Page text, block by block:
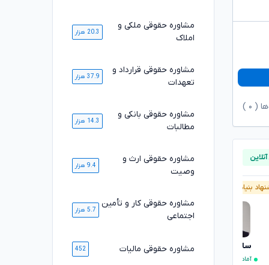
( ۰
بنیاد وکلا
سارا علیپور
آماده مشاوره فوری
محسن خیری
مشاوره حقوقی ملکی و
املاک
20.3 هزار
مشاوره حقوقی قرارداد و
تعهدات
37.9 هزار
مشاوره حقوقی بانکی و
مطالبات
14.3 هزار
مشاوره حقوقی ارث و
وصیت
9.4 هزار
مشاوره حقوقی کار و تأمین
اجتماعی
5.7 هزار
مشاوره حقوقی مالیات 452